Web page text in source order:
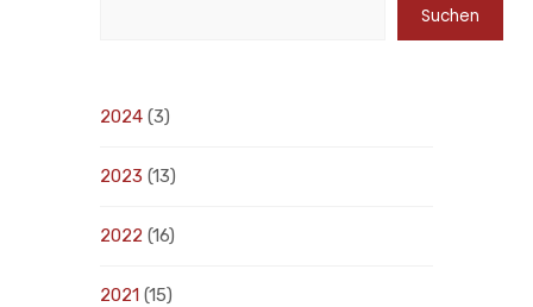
Suchen
2024 (3)
2023 (13)
2022 (16)
2021 (15)